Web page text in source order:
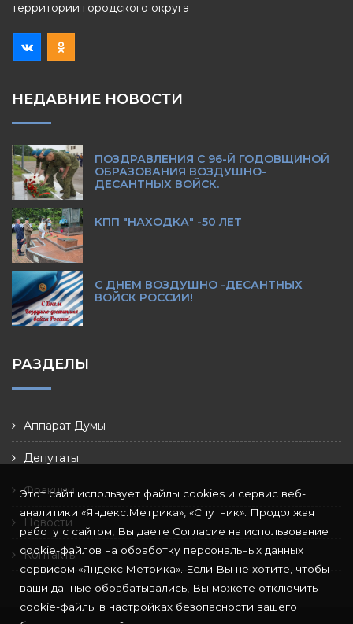
территории городского округа
НЕДАВНИЕ НОВОСТИ
ПОЗДРАВЛЕНИЯ С 96-Й ГОДОВЩИНОЙ
ОБРАЗОВАНИЯ ВОЗДУШНО-
ДЕСАНТНЫХ ВОЙСК.
КПП "НАХОДКА" -50 ЛЕТ
С ДНЕМ ВОЗДУШНО -ДЕСАНТНЫХ
ВОЙСК РОССИИ!
РАЗДЕЛЫ
Аппарат Думы
Депутаты
Фракции
Новости
Контакты
Этот сайт использует файлы cookies и сервис веб-
аналитики «Яндекс.Метрика», «Спутник». Продолжая
работу с сайтом, Вы даете Согласие на использование
cookie-файлов на обработку персональных данных
сервисом «Яндекс.Метрика». Если Вы не хотите, чтобы
ваши данные обрабатывались, Вы можете отключить
cookie-файлы в настройках безопасности вашего